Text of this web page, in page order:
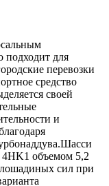
подходит для
перевозки
средство
своей
и
объемом 5,2
сил при